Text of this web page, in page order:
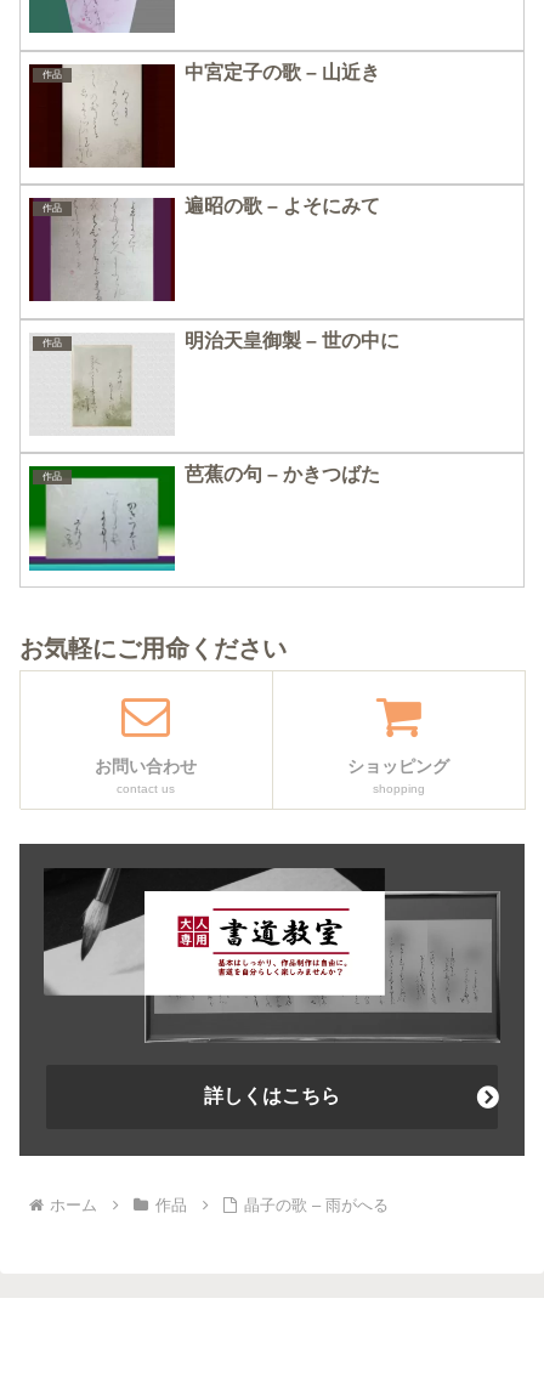
作品 中宮定子の歌 – 山近き
作品 遍昭の歌 – よそにみて
作品 明治天皇御製 – 世の中に
作品 芭蕉の句 – かきつばた
お気軽にご用命ください
お問い合わせ
contact us
ショッピング
shopping
詳しくはこちら
ホーム 作品 晶子の歌 – 雨がへる